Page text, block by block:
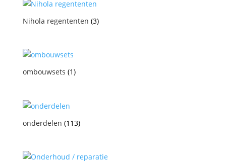
Nihola regententen (3)
ombouwsets (1)
onderdelen (113)